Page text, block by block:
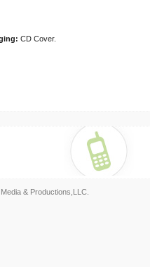
CD Cover.
& Productions,LLC.